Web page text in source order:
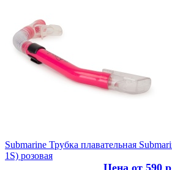
Submarine Трубка плавательная
1S) розовая